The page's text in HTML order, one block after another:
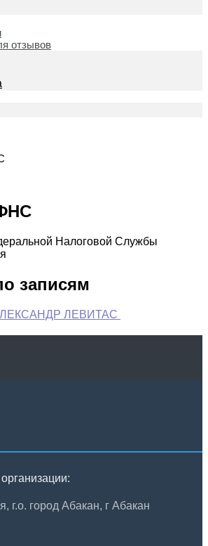
отзывов
Налоговой Службы
записям
ЛЕВИТАС
г.о. город Абакан, г Абакан